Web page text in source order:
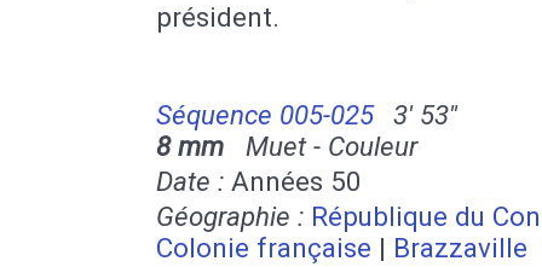
président.
Séquence 005-025
3' 53''
8 mm Muet - Couleur
Date : Années 50
Géographie : République du
Colonie française | Brazzaville